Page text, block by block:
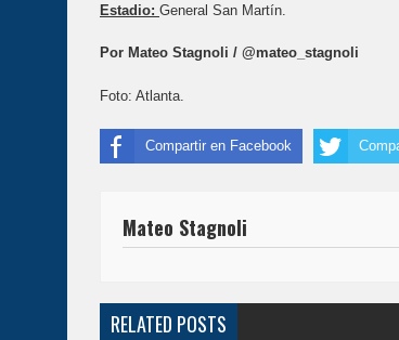
Estadio: General San Martín.
Por Mateo Stagnoli / @mateo_stagnoli
Foto: Atlanta.
Compartir en Facebook
Mateo Stagnoli
RELATED POSTS